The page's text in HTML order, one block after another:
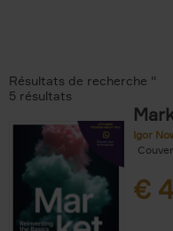
Résultats de recherche ''
5 résultats
Igor
€